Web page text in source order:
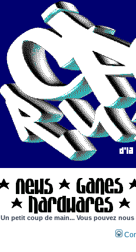
Un petit coup de main... Vous pouvez